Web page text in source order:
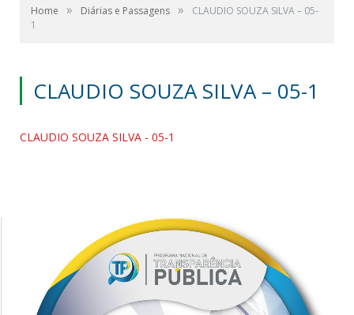
Home » Diárias e Passagens »
CLAUDIO SOUZA SILVA – 05-
1
CLAUDIO SOUZA SILVA – 05-1
CLAUDIO SOUZA SILVA - 05-1